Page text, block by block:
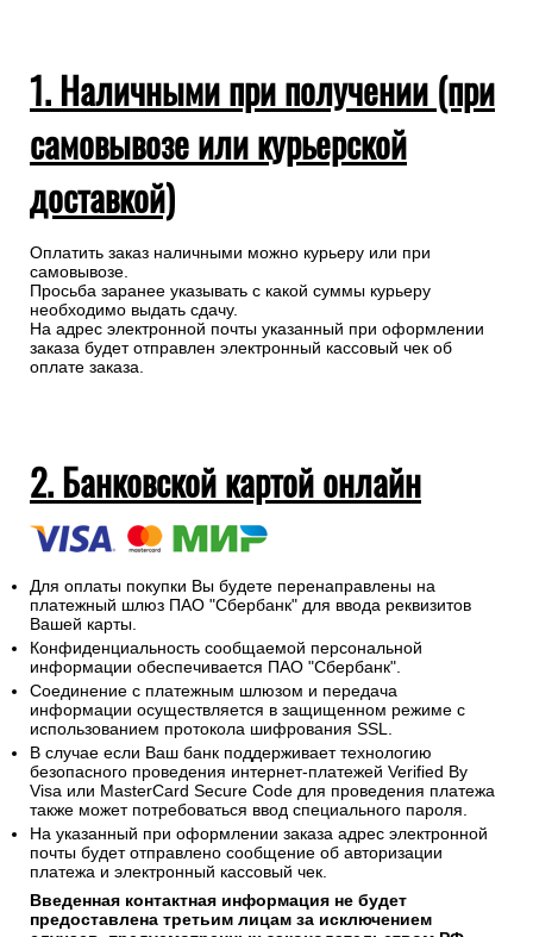
1. Наличными при получении (при
самовывозе или курьерской
доставкой)
Оплатить заказ наличными можно курьеру или при
самовывозе.
Просьба заранее указывать с какой суммы курьеру
необходимо выдать сдачу.
На адрес электронной почты указанный при оформлении
заказа будет отправлен электронный кассовый чек об
оплате заказа.
2. Банковской картой онлайн
Для оплаты покупки Вы будете перенаправлены на
платежный шлюз ПАО "Сбербанк" для ввода реквизитов
Вашей карты.
Конфиденциальность сообщаемой персональной
информации обеспечивается ПАО "Сбербанк".
Соединение с платежным шлюзом и передача
информации осуществляется в защищенном режиме с
использованием протокола шифрования SSL.
В случае если Ваш банк поддерживает технологию
безопасного проведения интернет-платежей Verified By
Visa или MasterCard Secure Code для проведения платежа
также может потребоваться ввод специального пароля.
На указанный при оформлении заказа адрес электронной
почты будет отправлено сообщение об авторизации
платежа и электронный кассовый чек.
Введенная контактная информация не будет
предоставлена третьим лицам за исключением